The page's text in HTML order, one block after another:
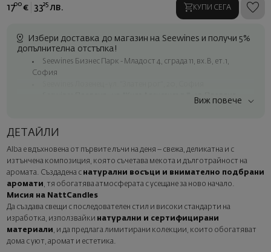
1700 € 3325 лв. КУПИ СЕГА
Избери доставка до магазин на Seewines и получи 5%
допълнителна отстъпка!
Seewines Бизнес Парк - Младост 4, сграда 11, вх.В, ет.1,
София
Seewines Пловдив - ул. "Княз Александър I", 45, Пловдив
Куриер на Seewines до адрес в рамките на град София
Изненадайте със стил
Добавете луксозна подаръчна опаковка и персонализирана
картичка с ваше пожелание. Изберете тази опция в
следващата стъпка от поръчката.
Виж повече
ДЕТАЙЛИ
Alba е вдъхновена от първите лъчи на деня – свежа, деликатна и с
изтънчена композиция, която съчетава мекота и дълготрайност на
аромата. Създадена с натурални восъци и внимателно подбрани
аромати, тя обогатява атмосферата с усещане за ново начало.
Мисия на NattCandles
Да създава свещи с последователен стил и високи стандарти на
изработка, използвайки натурални и сертифицирани
материали, и да предлага лимитирани колекции, които обогатяват
дома с уют, аромат и естетика.